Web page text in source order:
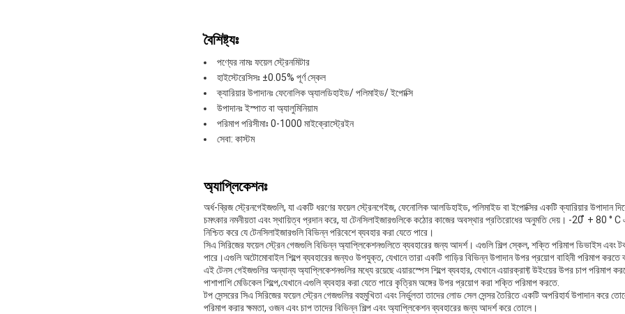
বৈশিষ্ট্যঃ
পণ্যের নামঃ ফয়েল স্ট্রেনমিটার
হাইস্টেরেসিসঃ ±0.05% পূর্ণ স্কেল
ক্যারিয়ার উপাদানঃ ফেনোলিক অ্যালডিহাইড/ পলিমাইড/ ইপোক্সি
উপাদানঃ ইস্পাত বা অ্যালুমিনিয়াম
পরিমাপ পরিসীমাঃ 0-1000 মাইক্রোস্ট্রেইন
সেবা: কাস্টম
অ্যাপ্লিকেশনঃ
অর্ধ-ব্রিজ স্ট্রেনগেইজগুলি, যা একটি ধরণের ফয়েল স্ট্রেনগেইজ, ফেনোলিক আলডিহাইড, পলিমাইড বা ইপোক্সির একটি ক্যারিয়ার উপাদান
চমৎকার নমনীয়তা এবং স্থায়িত্ব প্রদান করে, যা টেনসিলাইজারগুলিকে কঠোর কাজের অবস্থার প্রতিরোধের অনুমতি দেয়। -20 ̊ + 80 ° C
নিশ্চিত করে যে টেনসিলাইজারগুলি বিভিন্ন পরিবেশে ব্যবহার করা যেতে পারে।
সিএ সিরিজের ফয়েল স্ট্রেন গেজগুলি বিভিন্ন অ্যাপ্লিকেশনগুলিতে ব্যবহারের জন্য আদর্শ। এগুলি শিল্প স্কেল, শক্তি পরিমাপ ডিভাইস এবং টর্ক
পারে।এগুলি অটোমোবাইল শিল্পে ব্যবহারের জন্যও উপযুক্ত, যেখানে তারা একটি গাড়ির বিভিন্ন উপাদান উপর প্রয়োগ বাহিনী পরিমাপ করতে
এই টেনস গেইজগুলির অন্যান্য অ্যাপ্লিকেশনগুলির মধ্যে রয়েছে এয়ারস্পেস শিল্পে ব্যবহার, যেখানে এয়ারক্রাফ্ট উইংয়ের উপর চাপ পরিমাপ
পাশাপাশি মেডিকেল শিল্পে,যেখানে এগুলি ব্যবহার করা যেতে পারে কৃত্রিম অঙ্গের উপর প্রয়োগ করা শক্তি পরিমাপ করতে.
টপ সেন্সরের সিএ সিরিজের ফয়েল স্ট্রেন গেজগুলির বহুমুখিতা এবং নির্ভুলতা তাদের লোড সেল সেন্সর তৈরিতে একটি অপরিহার্য উপাদান করে
পরিমাপ করার ক্ষমতা, ওজন এবং চাপ তাদের বিভিন্ন শিল্প এবং অ্যাপ্লিকেশন ব্যবহারের জন্য আদর্শ করে তোলে।